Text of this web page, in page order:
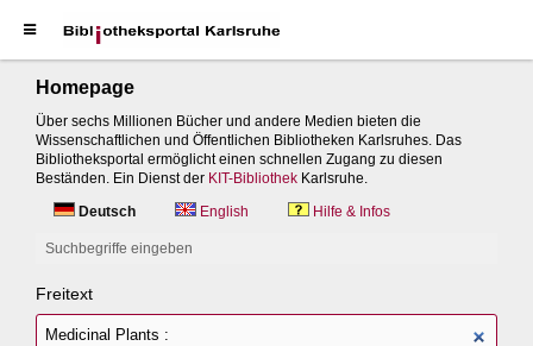
Homepage
Über sechs Millionen Bücher und andere Medien bieten die
Wissenschaftlichen und Öffentlichen Bibliotheken Karlsruhes. Das
Bibliotheksportal ermöglicht einen schnellen Zugang zu diesen
Beständen. Ein Dienst der KIT-Bibliothek Karlsruhe.
Deutsch
English Hilfe & Infos
Suchbegriffe eingeben
Freitext